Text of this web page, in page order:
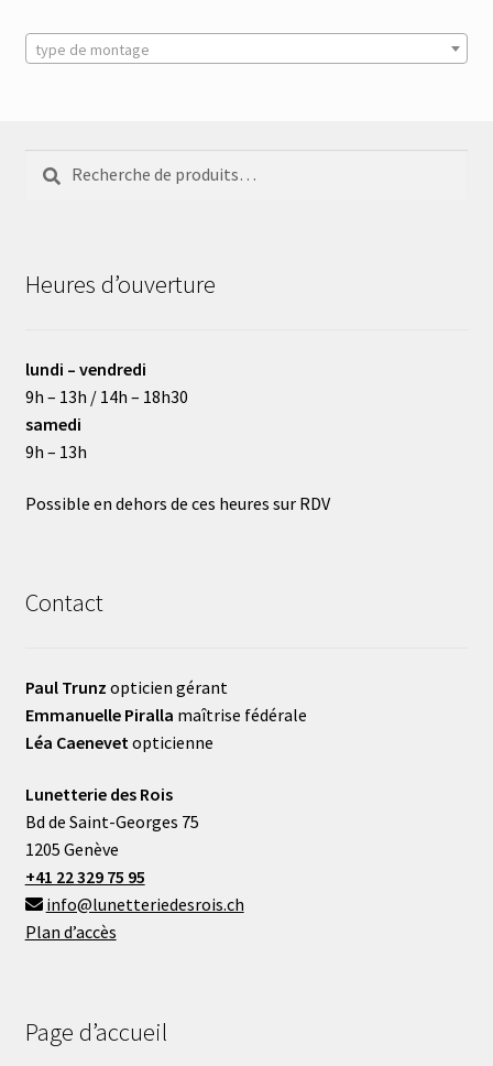
type de montage
Recherche
pour :
Recherche
Heures d’ouverture
lundi – vendredi
9h – 13h / 14h – 18h30
samedi
9h – 13h
Possible en dehors de ces heures sur RDV
Contact
Paul Trunz opticien gérant
Emmanuelle Piralla maîtrise fédérale
Léa Caenevet opticienne
Lunetterie des Rois
Bd de Saint-Georges 75
1205 Genève
+41 22 329 75 95
info@lunetteriedesrois.ch
Plan d’accès
Page d’accueil